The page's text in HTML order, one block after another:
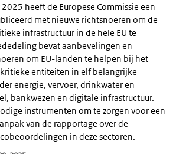
heeft de Europese Commissie een
met nieuwe richtsnoeren om de
infrastructuur in de hele EU te
bevat aanbevelingen en
om EU-landen te helpen bij het
entiteiten in elf belangrijke
energie, vervoer, drinkwater en
bankwezen en digitale infrastructuur.
instrumenten om te zorgen voor een
van de rapportage over de
in deze sectoren.